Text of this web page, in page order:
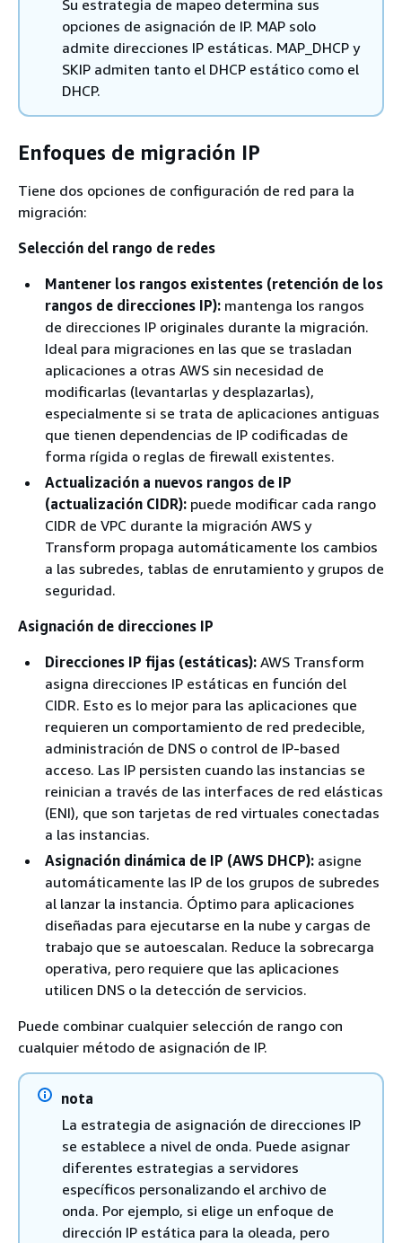
Su estrategia de mapeo determina sus
opciones de asignación de IP. MAP solo
admite direcciones IP estáticas. MAP_DHCP y
SKIP admiten tanto el DHCP estático como el
DHCP.
Enfoques de migración IP
Tiene dos opciones de configuración de red para la
migración:
Selección del rango de redes
Mantener los rangos existentes (retención de los
rangos de direcciones IP): mantenga los rangos
de direcciones IP originales durante la migración.
Ideal para migraciones en las que se trasladan
aplicaciones a otras AWS sin necesidad de
modificarlas (levantarlas y desplazarlas),
especialmente si se trata de aplicaciones antiguas
que tienen dependencias de IP codificadas de
forma rígida o reglas de firewall existentes.
Actualización a nuevos rangos de IP
(actualización CIDR): puede modificar cada rango
CIDR de VPC durante la migración AWS y
Transform propaga automáticamente los cambios
a las subredes, tablas de enrutamiento y grupos de
seguridad.
Asignación de direcciones IP
Direcciones IP fijas (estáticas): AWS Transform
asigna direcciones IP estáticas en función del
CIDR. Esto es lo mejor para las aplicaciones que
requieren un comportamiento de red predecible,
administración de DNS o control de IP-based
acceso. Las IP persisten cuando las instancias se
reinician a través de las interfaces de red elásticas
(ENI), que son tarjetas de red virtuales conectadas
a las instancias.
Asignación dinámica de IP (AWS DHCP): asigne
automáticamente las IP de los grupos de subredes
al lanzar la instancia. Óptimo para aplicaciones
diseñadas para ejecutarse en la nube y cargas de
trabajo que se autoescalan. Reduce la sobrecarga
operativa, pero requiere que las aplicaciones
utilicen DNS o la detección de servicios.
Puede combinar cualquier selección de rango con
cualquier método de asignación de IP.
nota
La estrategia de asignación de direcciones IP
se establece a nivel de onda. Puede asignar
diferentes estrategias a servidores
específicos personalizando el archivo de
onda. Por ejemplo, si elige un enfoque de
dirección IP estática para la oleada, pero